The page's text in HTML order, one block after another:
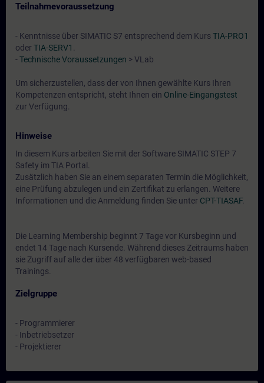
Teilnahmevoraussetzung
- Kenntnisse über SIMATIC S7 entsprechend dem Kurs TIA-PRO1
oderTIA-SERV1
-Technische Voraussetzungen > VLab
Um sicherzustellen, dass der von Ihnen gewählte Kurs Ihren
Kompetenzen entspricht, steht Ihnen ein Online-Eingangstest
zur Verfügung.
Hinweise
In diesem Kurs arbeiten Sie mit der Software SIMATIC STEP 7
Safety im TIA Portal.
Zusätzlich haben Sie an einem separaten Termin die Möglichkeit,
eine Prüfung abzulegen und ein Zertifikat zu erlangen. Weitere
Informationen und die Anmeldung finden Sie unter CPT-TIASAF.
Die Learning Membership beginnt 7 Tage vor Kursbeginn und
endet 14 Tage nach Kursende. Während dieses Zeitraums haben
sie Zugriff auf alle der über 48 verfügbaren web-based
Trainings.
Zielgruppe
- Programmierer
- Inbetriebsetzer
- Projektierer